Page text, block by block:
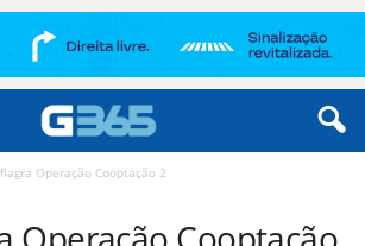
Operação Cooptação 2